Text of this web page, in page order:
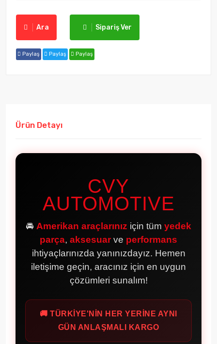
Ara Sipariş Ver
Paylaş Paylaş Paylaş
Ürün Detayı
CVY
AUTOMOTIVE
🚘 Amerikan araçlarınız için tüm yedek
parça, aksesuarve performans
ihtiyaçlarınızda yanınızdayız. Hemen
iletişime geçin, aracınız için en uygun
çözümleri sunalım!
🚚 TÜRKİYE'NİN HER YERİNE AYNI
GÜN ANLAŞMALI KARGO